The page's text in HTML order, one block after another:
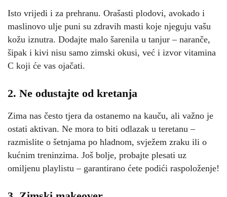
Isto vrijedi i za prehranu. Orašasti plodovi, avokado i
maslinovo ulje puni su zdravih masti koje njeguju vašu
kožu iznutra. Dodajte malo šarenila u tanjur – naranče,
šipak i kivi nisu samo zimski okusi, već i izvor vitamina
C koji će vas ojačati.
2. Ne odustajte od kretanja
Zima nas često tjera da ostanemo na kauču, ali važno je
ostati aktivan. Ne mora to biti odlazak u teretanu –
razmislite o šetnjama po hladnom, svježem zraku ili o
kućnim treninzima. Još bolje, probajte plesati uz
omiljenu playlistu – garantirano ćete podići raspoloženje!